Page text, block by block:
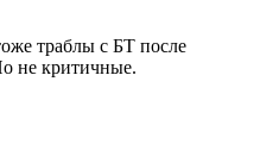
траблы с БТ после
не критичные.